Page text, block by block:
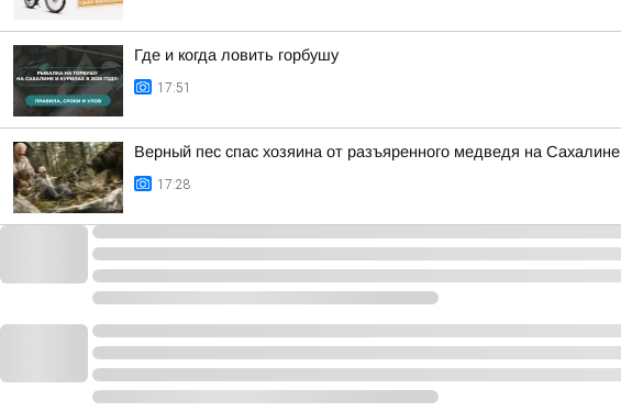
Где и когда ловить горбушу
17:51
Верный пес спас хозяина от разъяренного медведя на Сахалине
17:28